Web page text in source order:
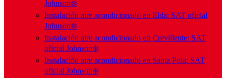
Johnson❄️
Instalación aire acondicionado en Elda: SAT oficial
Johnson❄️
Instalación aire acondicionado en Crevillente: SAT
oficial Johnson❄️
Instalación aire acondicionado en Santa Pola: SAT
oficial Johnson❄️